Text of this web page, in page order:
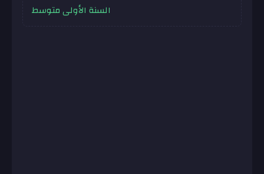
السنة الأولى متوسط